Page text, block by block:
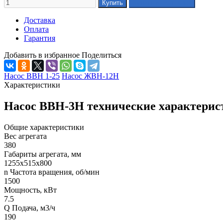
Доставка
Оплата
Гарантия
Добавить в избранное Поделиться
Насос ВВН 1-25 Насос ЖВН-12Н
Характеристики
Насос ВВН-3Н технические
Общие характеристики
Вес агрегата
380
Габариты агрегата, мм
1255х515х800
n Частота вращения, об/мин
1500
Мощность, кВт
7.5
Q Подача, м3/ч
190